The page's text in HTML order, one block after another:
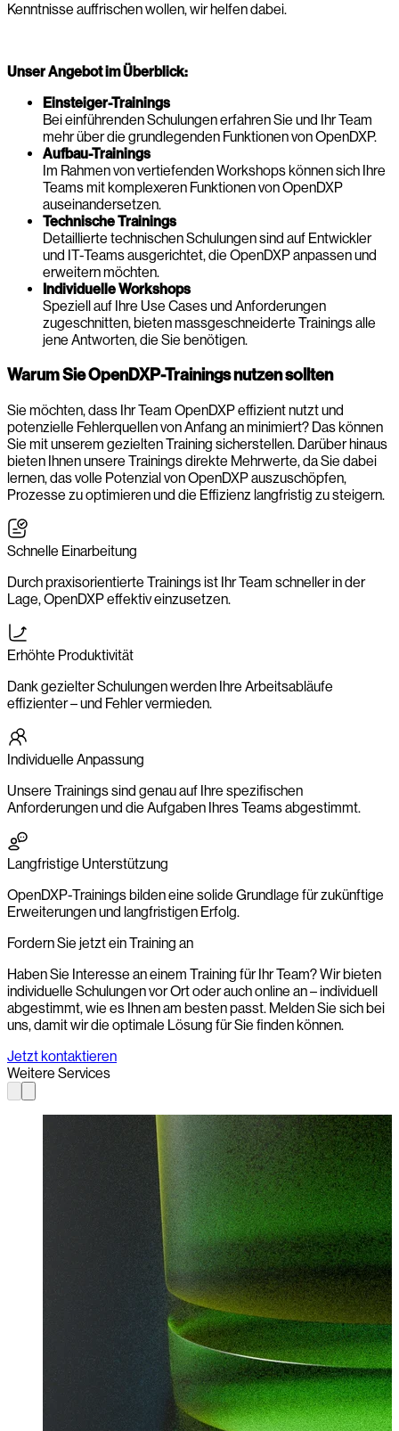
Kenntnisse auffrischen wollen, wir helfen dabei.
Unser Angebot im Überblick:
Einsteiger-Trainings
Bei einführenden Schulungen erfahren Sie und Ihr Team
mehr über die grundlegenden Funktionen von OpenDXP.
Aufbau-Trainings
Im Rahmen von vertiefenden Workshops können sich Ihre
Teams mit komplexeren Funktionen von OpenDXP
auseinandersetzen.
Technische Trainings
Detaillierte technischen Schulungen sind auf Entwickler
und IT-Teams ausgerichtet, die OpenDXP anpassen und
erweitern möchten.
Individuelle Workshops
Speziell auf Ihre Use Cases und Anforderungen
zugeschnitten, bieten massgeschneiderte Trainings alle
jene Antworten, die Sie benötigen.
Warum Sie OpenDXP-Trainings nutzen sollten
Sie möchten, dass Ihr Team OpenDXP effizient nutzt und
potenzielle Fehlerquellen von Anfang an minimiert? Das können
Sie mit unserem gezielten Training sicherstellen. Darüber hinaus
bieten Ihnen unsere Trainings direkte Mehrwerte, da Sie dabei
lernen, das volle Potenzial von OpenDXP auszuschöpfen,
Prozesse zu optimieren und die Effizienz langfristig zu steigern.
Schnelle Einarbeitung
Durch praxisorientierte Trainings ist Ihr Team schneller in der
Lage, OpenDXP effektiv einzusetzen.
Erhöhte Produktivität
Dank gezielter Schulungen werden Ihre Arbeitsabläufe
effizienter – und Fehler vermieden.
Individuelle Anpassung
Unsere Trainings sind genau auf Ihre spezifischen
Anforderungen und die Aufgaben Ihres Teams abgestimmt.
Langfristige Unterstützung
OpenDXP-Trainings bilden eine solide Grundlage für zukünftige
Erweiterungen und langfristigen Erfolg.
Fordern Sie jetzt ein Training an
Haben Sie Interesse an einem Training für Ihr Team? Wir bieten
individuelle Schulungen vor Ort oder auch online an – individuell
abgestimmt, wie es Ihnen am besten passt. Melden Sie sich bei
uns, damit wir die optimale Lösung für Sie finden können.
Jetzt kontaktieren
Weitere Services